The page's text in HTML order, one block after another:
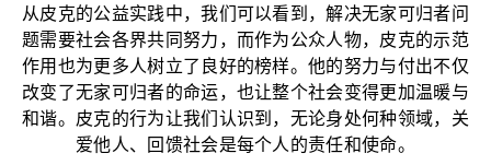
从皮克的公益实践中，我们可以看到，解决无家可归者问
题需要社会各界共同努力，而作为公众人物，皮克的示范
作用也为更多人树立了良好的榜样。他的努力与付出不仅
改变了无家可归者的命运，也让整个社会变得更加温暖与
和谐。皮克的行为让我们认识到，无论身处何种领域，关
爱他人、回馈社会是每个人的责任和使命。